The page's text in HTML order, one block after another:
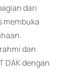
dari
membuka
dan
DAK dengan